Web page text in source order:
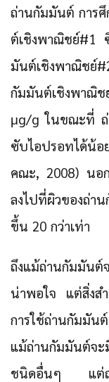
ถ่านกัมมันต์ การ
ต์เชิงพาณิชย์#1
มันต์เชิงพาณิชย์
กัมมันต์เชิงพาณิ
μg/g ในขณะที่ ถ่
ซับไอปรอทได้น้
คณะ, 2008) นอก
ลงไปที่ผิวของถ่
ขึ้น 20 กว่าเท่า
ถึงแม้ถ่านกัมมันต์
น่าพอใจ แต่สิ่งสำ
การใช้ถ่านกัมมั
แม้ถ่านกัมมันต์จะ
ชนิดอื่นๆ แต่ถ่า